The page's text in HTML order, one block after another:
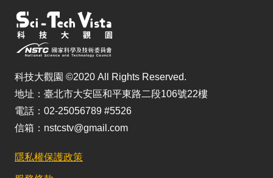
科技大觀園 ©2020 All Rights Reserved.
地址：臺北市大安區和平東路二段106號22樓
電話：02-25056789 #5526
信箱：nstcstv@gmail.com
隱私權保護政策